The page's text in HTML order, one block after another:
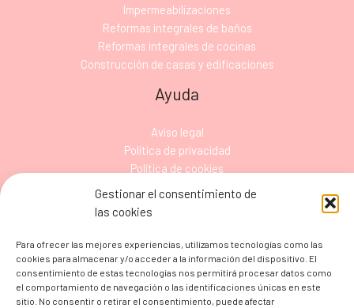
Gestionar el consentimiento de
las cookies
Para ofrecer las mejores experiencias, utilizamos tecnologías como las
cookies para almacenar y/o acceder a la información del dispositivo. El
consentimiento de estas tecnologías nos permitirá procesar datos como
el comportamiento de navegación o las identificaciones únicas en este
sitio. No consentir o retirar el consentimiento, puede afectar
Impermeabilizaciones
Reformas integrales de baños
Reformas integrales de cocinas
Construcción de casas y edificaciones
Ayuda
Aviso legal
Política de privacidad
Política de cookies
Declaración de accesibilidad
Ronda de Sant Oleguer, 118, 08304 Mataró, Barcelona
605 09 99 83